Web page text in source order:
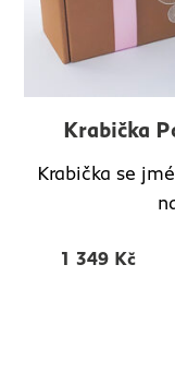
Krabička
Krabička se
1 349Kč